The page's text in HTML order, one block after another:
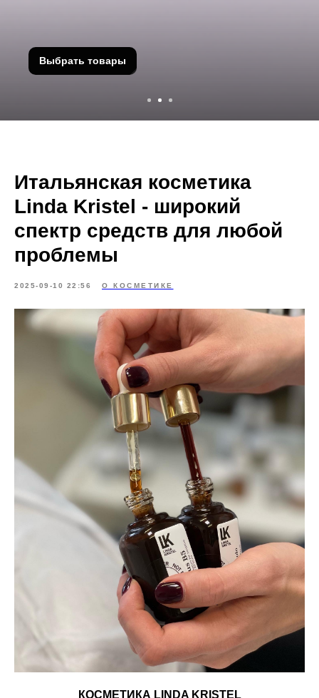
Выбрать товары
Итальянская косметика
Linda Kristel - широкий
спектр средств для любой
проблемы
2025-09-10 22:56 О КОСМЕТИКЕ
КОСМЕТИКА LINDA KRISTEL